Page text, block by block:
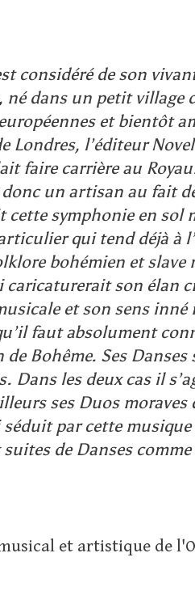
considéré de son
né dans un petit village
et bientôt
Londres, l’éditeur
faire carrière au
donc un artisan au fait
symphonie en sol
qui tend déjà à
bohémien et slave
caricaturerait son élan
et son sens
faut absolument
Bohême. Ses
Dans les deux cas il
ses Duos
par cette
de Danses
et artistique de